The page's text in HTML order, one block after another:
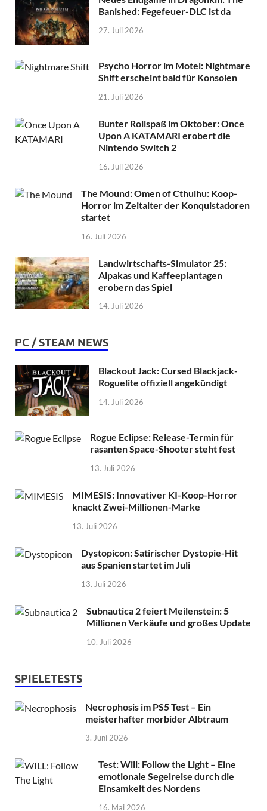
Banished: Fegefeuer-DLC ist da
27. Juli 2026
Psycho Horror im Motel: Nightmare
Shift erscheint bald für Konsolen
21. Juli 2026
Bunter Rollspaß im Oktober: Once
Upon A KATAMARI erobert die
Nintendo Switch 2
16. Juli 2026
The Mound: Omen of Cthulhu: Koop-
Horror im Zeitalter der Konquistadoren
startet
16. Juli 2026
Landwirtschafts-Simulator 25:
Alpakas und Kaffeeplantagen
erobern das Spiel
14. Juli 2026
PC / STEAM NEWS
Blackout Jack: Cursed Blackjack-
Roguelite offiziell angekündigt
14. Juli 2026
Rogue Eclipse: Release-Termin für
rasanten Space-Shooter steht fest
13. Juli 2026
MIMESIS: Innovativer KI-Koop-Horror
knackt Zwei-Millionen-Marke
13. Juli 2026
Dystopicon: Satirischer Dystopie-Hit
aus Spanien startet im Juli
13. Juli 2026
Subnautica 2 feiert Meilenstein: 5
Millionen Verkäufe und großes Update
10. Juli 2026
SPIELETESTS
Necrophosis im PS5 Test – Ein
meisterhafter morbider Albtraum
3. Juni 2026
Test: Will: Follow the Light – Eine
emotionale Segelreise durch die
Einsamkeit des Nordens
16. Mai 2026